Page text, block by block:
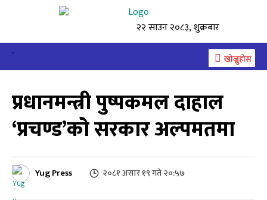
२२ साउन २०८३, शुक्रबार
खोज्नुहोस
प्रधानमन्त्री पुष्पकमल दाहाल
‘प्रचण्ड’को सरकार अल्पमतमा
Yug Press २०८१ असार १९ गते २०:५७